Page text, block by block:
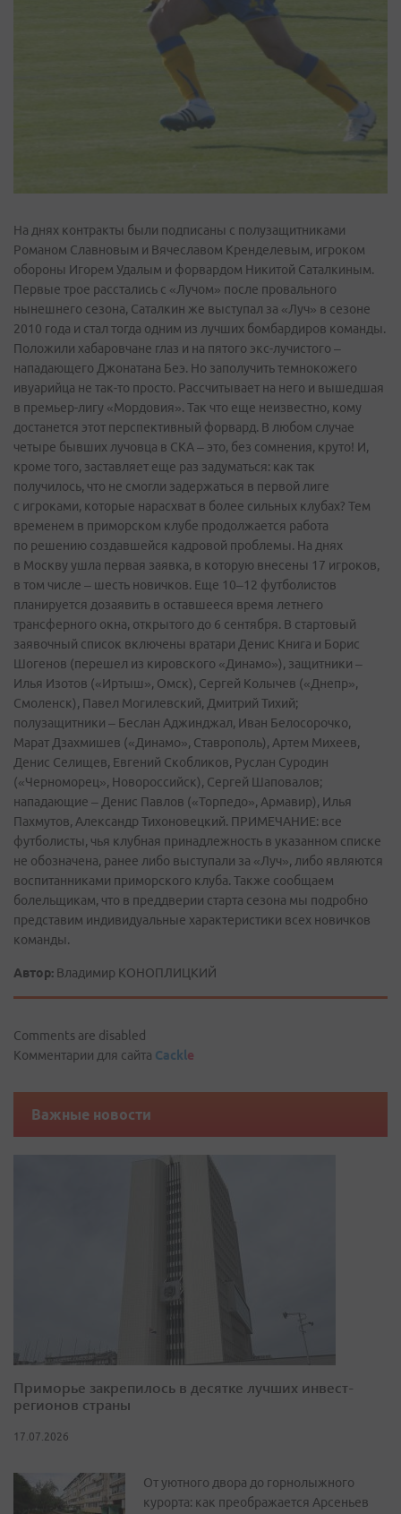
На днях контракты были подписаны с полузащитниками
Романом Славновым и Вячеславом Кренделевым, игроком
обороны Игорем Удалым и форвардом Никитой Саталкиным.
Первые трое расстались с «Лучом» после провального
нынешнего сезона, Саталкин же выступал за «Луч» в сезоне
2010 года и стал тогда одним из лучших бомбардиров команды.
Положили хабаровчане глаз и на пятого экс-лучистого –
нападающего Джонатана Беэ. Но заполучить темнокожего
ивуарийца не так-то просто. Рассчитывает на него и вышедшая
в премьер-лигу «Мордовия». Так что еще неизвестно, кому
достанется этот перспективный форвард. В любом случае
четыре бывших лучовца в СКА – это, без сомнения, круто! И,
кроме того, заставляет еще раз задуматься: как так
получилось, что не смогли задержаться в первой лиге
с игроками, которые нарасхват в более сильных клубах? Тем
временем в приморском клубе продолжается работа
по решению создавшейся кадровой проблемы. На днях
в Москву ушла первая заявка, в которую внесены 17 игроков,
в том числе – шесть новичков. Еще 10–12 футболистов
планируется дозаявить в оставшееся время летнего
трансферного окна, открытого до 6 сентября. В стартовый
заявочный список включены вратари Денис Книга и Борис
Шогенов (перешел из кировского «Динамо»), защитники –
Илья Изотов («Иртыш», Омск), Сергей Колычев («Днепр»,
Смоленск), Павел Могилевский, Дмитрий Тихий;
полузащитники – Беслан Аджинджал, Иван Белосорочко,
Марат Дзахмишев («Динамо», Ставрополь), Артем Михеев,
Денис Селищев, Евгений Скобликов, Руслан Суродин
(«Черноморец», Новороссийск), Сергей Шаповалов;
нападающие – Денис Павлов («Торпедо», Армавир), Илья
Пахмутов, Александр Тихоновецкий. ПРИМЕЧАНИЕ: все
футболисты, чья клубная принадлежность в указанном списке
не обозначена, ранее либо выступали за «Луч», либо являются
воспитанниками приморского клуба. Также сообщаем
болельщикам, что в преддверии старта сезона мы подробно
представим индивидуальные характеристики всех новичков
команды.
Автор: Владимир КОНОПЛИЦКИЙ
Comments are disabled
Комментарии для сайта Cackle
Важные новости
Приморье закрепилось в десятке лучших инвест-
регионов страны
17.07.2026
От уютного двора до горнолыжного
курорта: как преображается Арсеньев